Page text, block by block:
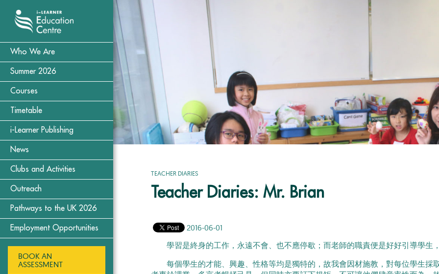
Who We Are
Summer 2026
Courses
Timetable
i-Learner Publishing
News
Clubs and Activities
Outreach
Pathways to the UK 2026
Employment Opportunities
BOOK AN
ASSESSMENT
TEACHER DIARIES
Teacher Diaries: Mr. Brian
2016-06-01
學習是終身的工作，永遠不會、也不應停歇；而老師的職責便是好好引導學生
每個學生的才能、興趣、性格等均是獨特的，故我會因材施教，對每位學生採